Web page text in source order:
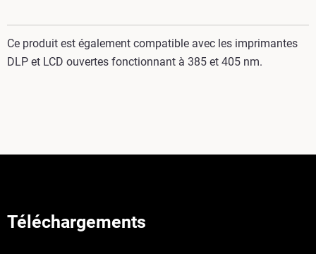
Ce produit est également compatible avec les imprimantes
DLP et LCD ouvertes fonctionnant à 385 et 405 nm.
Téléchargements